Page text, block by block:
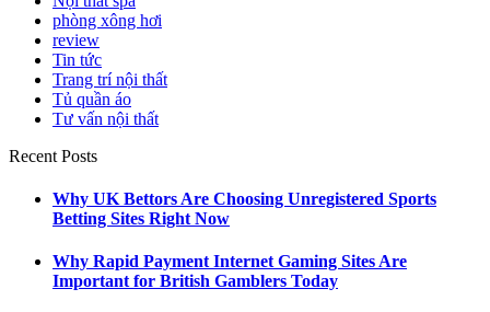
phòng xông hơi
review
Tin tức
Trang trí nội thất
Tủ quần áo
Tư vấn nội thất
Recent Posts
Why UK Bettors Are Choosing Unregistered Sports
Betting Sites Right Now
Why Rapid Payment Internet Gaming Sites Are
Important for British Gamblers Today